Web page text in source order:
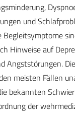
und
Begleitsymptome
Hinweise auf
Angststörungen.
meisten Fällen
bekannten
der